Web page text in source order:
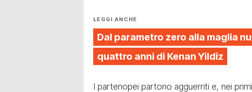
LEGGI ANCHE
Dal parametro zero alla maglia
quattro anni di Kenan Yildiz
I partenopei partono agguerriti e, nei